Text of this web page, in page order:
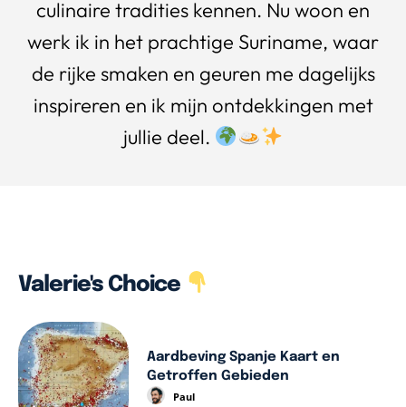
culinaire tradities kennen. Nu woon en
werk ik in het prachtige Suriname, waar
de rijke smaken en geuren me dagelijks
inspireren en ik mijn ontdekkingen met
jullie deel.
Valerie's Choice
Aardbeving Spanje Kaart en
Getroffen Gebieden
Paul